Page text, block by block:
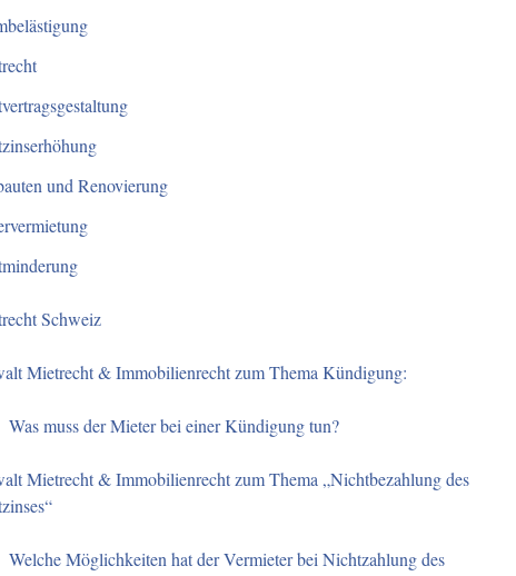
und Renovierung
Schweiz
Mietrecht & Immobilienrecht zum Thema Kündigung:
Was muss der Mieter bei einer Kündigung tun?
Mietrecht & Immobilienrecht zum Thema „Nichtbezahlung des
Welche Möglichkeiten hat der Vermieter bei Nichtzahlung des